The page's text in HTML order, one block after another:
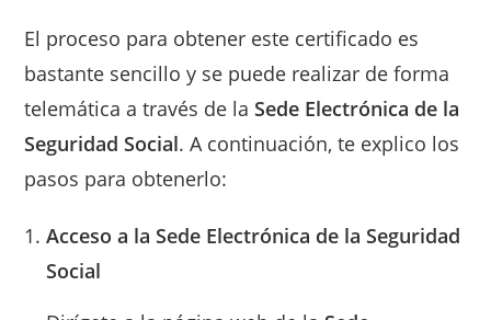
El proceso para obtener este certificado es
bastante sencillo y se puede realizar de forma
telemática a través de laSede Electrónica de la
Seguridad Social. A continuación, te explico los
pasos para obtenerlo:
Acceso a la Sede Electrónica de la Seguridad
Social